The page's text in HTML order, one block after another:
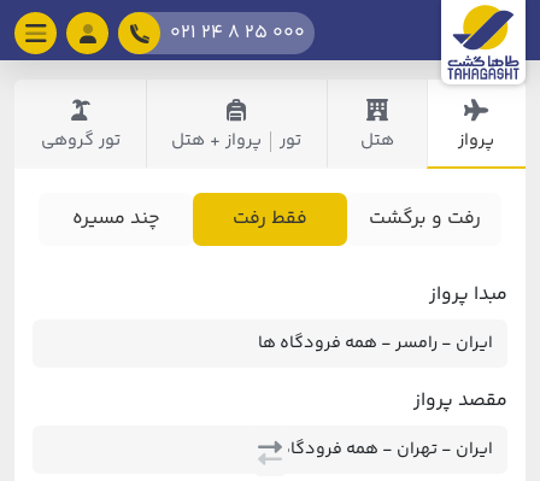
021 24 8 25 000
پرواز هتل تور پرواز + هتل تور گروهی
رفت و برگشت فقط رفت چند مسیره
مبدا پرواز
مقصد پرواز